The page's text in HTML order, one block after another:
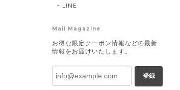
LINE
Mail Magazine
お得な限定クーポン情報などの最新
情報をお届けいたします。
登録